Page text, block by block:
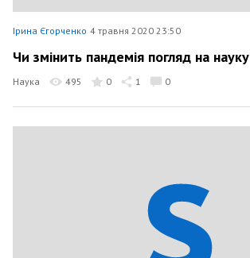
Ірина Єгорченко 4 травня 2020 23:50
Чи змінить пандемія погляд на науку
Наука 495 0 1 0